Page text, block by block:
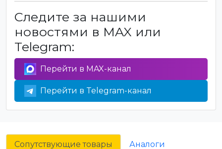
Следите за нашими
новостями в MAX или
Telegram:
Перейти в MAX-канал
Перейти в Telegram-канал
Сопутствующие товары Аналоги